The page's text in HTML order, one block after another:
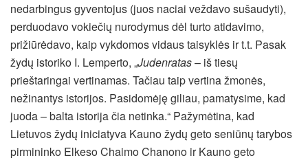
nedarbingus gyventojus (juos naciai veždavo sušaudyti),
perduodavo vokiečių nurodymus dėl turto atidavimo,
prižiūrėdavo, kaip vykdomos vidaus taisyklės ir t.t. Pasak
žydų istoriko I. Lemperto, „Judenratas– iš tiesų
prieštaringai vertinamas. Tačiau taip vertina žmonės,
nežinantys istorijos. Pasidomėję giliau, pamatysime, kad
juoda – balta istorija čia netinka.“ Pažymėtina, kad
Lietuvos žydų iniciatyva Kauno žydų geto seniūnų tarybos
pirmininko Elkeso Chaimo Chanono ir Kauno geto